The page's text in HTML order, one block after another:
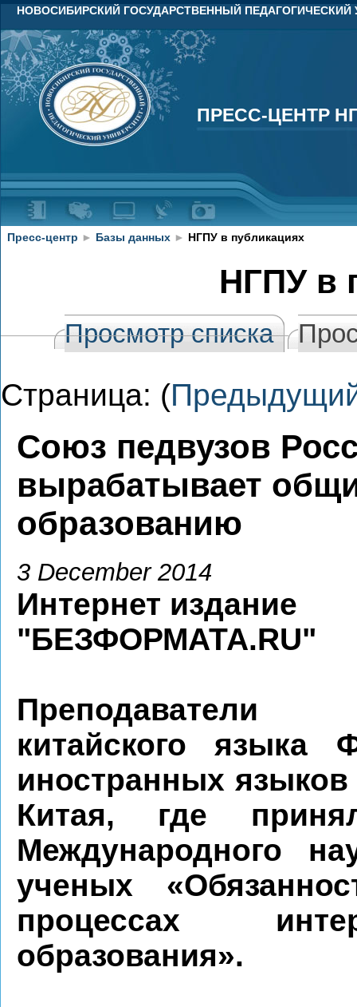
НОВОСИБИРСКИЙ ГОСУДАРСТВЕННЫЙ ПЕДАГОГИЧЕСКИЙ
ПРЕСС-ЦЕНТР
ПРЕСС-ЦЕНТР
Пресс-центр ► Базы данных ► НГПУ в публикациях
НГПУ в
Просмотр списка
Страница: (
Союз педвузов
вырабатывает
образованию
3 December 2014
Интернет издание
"БЕЗФОРМАТА.RU"
Преподаватели
китайского языка
иностранных
Китая, где
Международного
ученых «
процессах
образования».